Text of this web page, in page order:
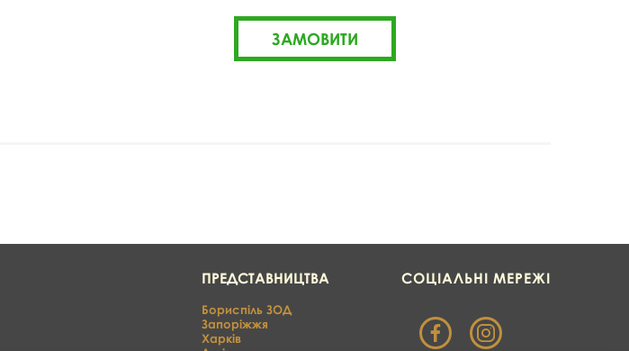
СОЦІАЛЬНІ МЕРЕЖІ
ПРЕДСТАВНИЦТВА
Бориспіль ЗОД
Запоріжжя
Харків